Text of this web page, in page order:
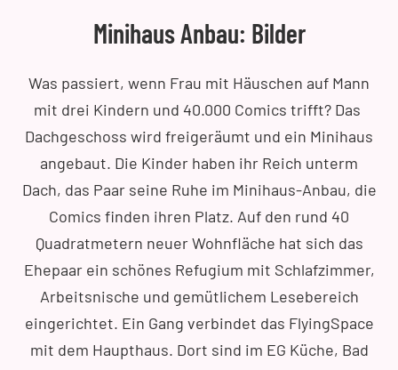
Minihaus Anbau: Bilder
Was passiert, wenn Frau mit Häuschen auf Mann
mit drei Kindern und 40.000 Comics trifft? Das
Dachgeschoss wird freigeräumt und ein Minihaus
angebaut. Die Kinder haben ihr Reich unterm
Dach, das Paar seine Ruhe im Minihaus-Anbau, die
Comics finden ihren Platz. Auf den rund 40
Quadratmetern neuer Wohnfläche hat sich das
Ehepaar ein schönes Refugium mit Schlafzimmer,
Arbeitsnische und gemütlichem Lesebereich
eingerichtet. Ein Gang verbindet das FlyingSpace
mit dem Haupthaus. Dort sind im EG Küche, Bad